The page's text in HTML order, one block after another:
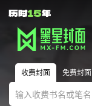
收费封面 免费封面